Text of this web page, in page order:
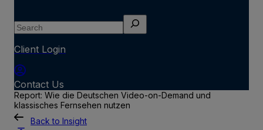
Search
Client Login
Contact Us
Report: Wie die Deutschen Video-on-Demand und
klassisches Fernsehen nutzen
Back to Insight